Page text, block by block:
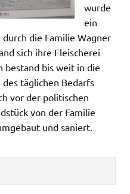
wurde
ein
die Familie Wagner
sich ihre Fleischerei
bestand bis weit in die
täglichen Bedarfs
vor der politischen
von der Familie
und saniert.